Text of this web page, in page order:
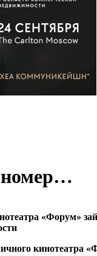
«Форум»
кинотеатра